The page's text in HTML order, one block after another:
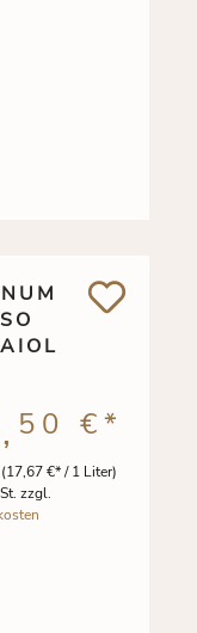
(17,67 €* / 1 Liter)
zzgl.
50 €*